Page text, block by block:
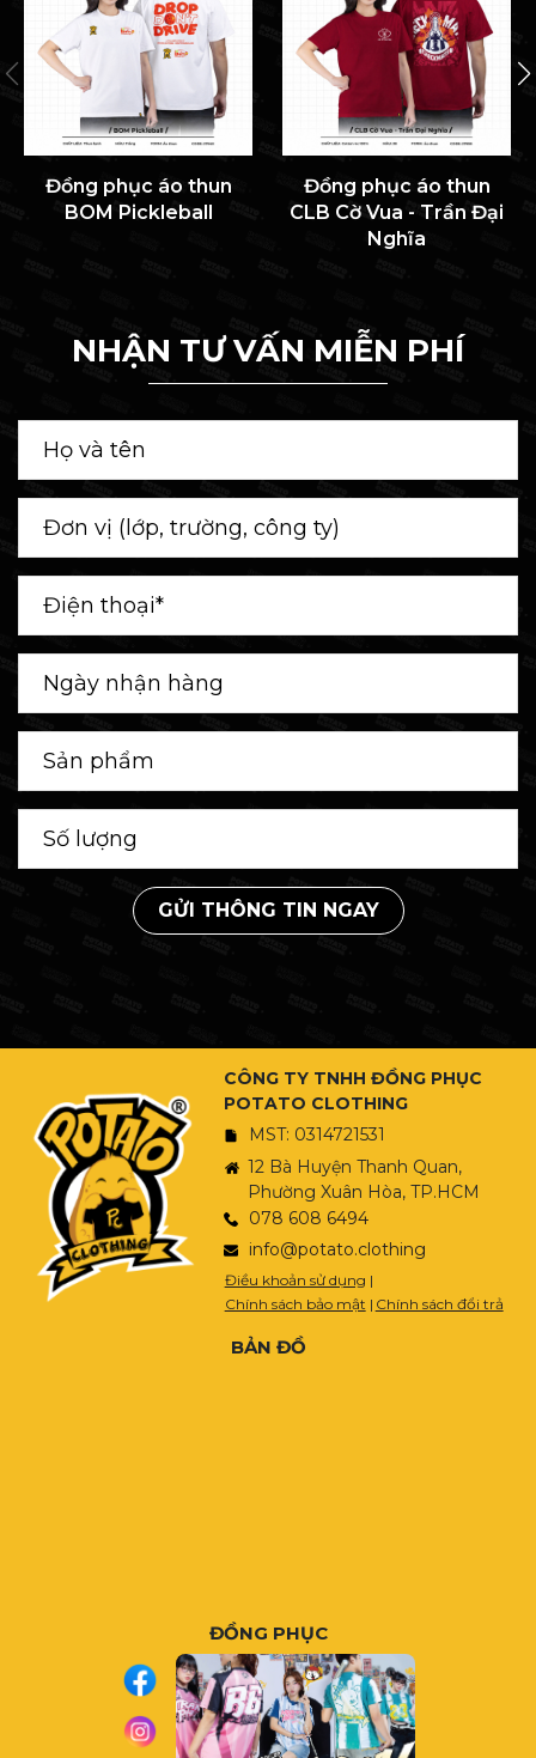
Đồng phục áo thun
BOM Pickleball
Đồng phục áo thun
CLB Cờ Vua - Trần Đại
Nghĩa
NHẬN TƯ VẤN MIỄN PHÍ
GỬI THÔNG TIN NGAY
CÔNG TY TNHH ĐỒNG PHỤC
POTATO CLOTHING
MST: 0314721531
12 Bà Huyện Thanh Quan,
Phường Xuân Hòa, TP.HCM
078 608 6494
info@potato.clothing
Điều khoản sử dụng |
Chính sách bảo mật | Chính sách đổi trả
BẢN ĐỒ
ĐỒNG PHỤC